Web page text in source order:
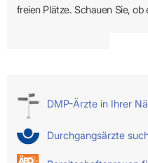
freien Plätze. Schauen Sie,
DMP-Ärzte in Ihrer
Durchgangsärzte